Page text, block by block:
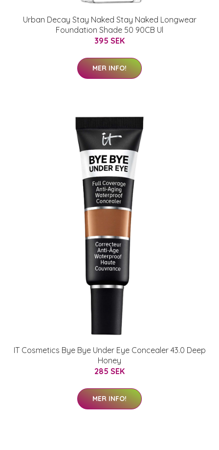
Urban Decay Stay Naked Stay Naked Longwear
Foundation Shade 50 90CB Ul
395 SEK
MER INFO!
IT Cosmetics Bye Bye Under Eye Concealer 43.0 Deep
Honey
285 SEK
MER INFO!